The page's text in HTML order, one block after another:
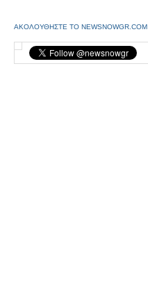
ΑΚΟΛΟΥΘΗΣΤΕ ΤΟ NEWSNOWGR.COM